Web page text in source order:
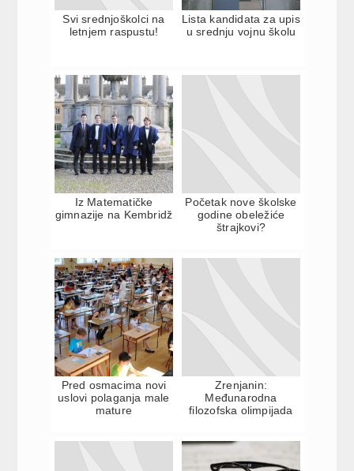
Svi srednjoškolci na
letnjem raspustu!
Lista kandidata za upis
u srednju vojnu školu
Iz Matematičke
gimnazije na Kembridž
Početak nove školske
godine obeležiće
štrajkovi?
Pred osmacima novi
uslovi polaganja male
mature
Zrenjanin:
Međunarodna
filozofska olimpijada